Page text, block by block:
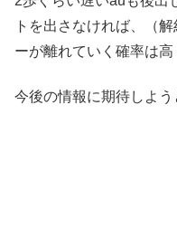
トを出さなければ、（
ーが離れていく確率は高
今後の情報に期待しよ